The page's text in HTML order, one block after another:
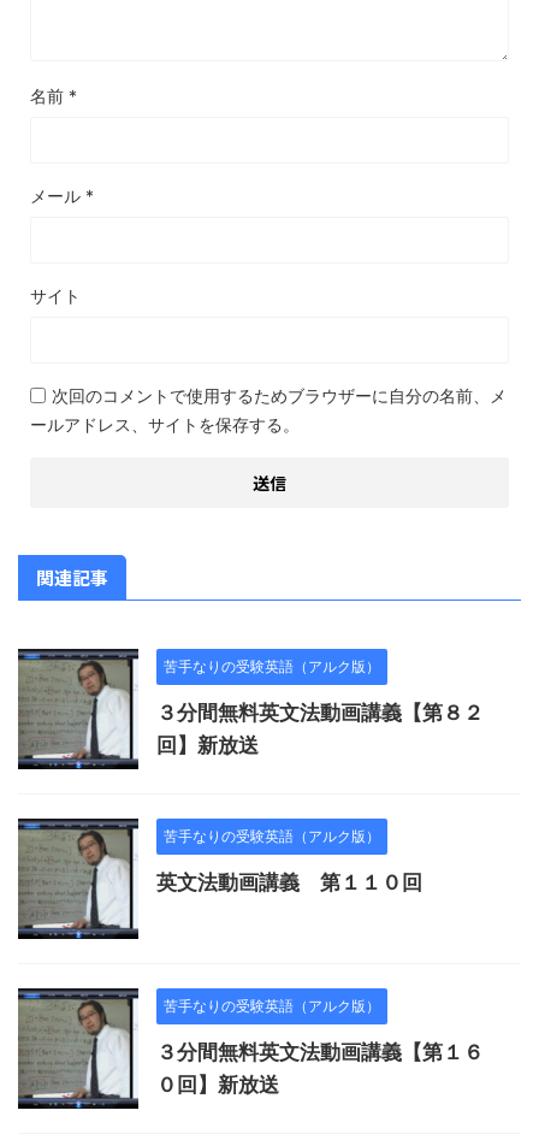
名前 *
メール *
サイト
次回のコメントで使用するためブラウザーに自分の名前、メ
ールアドレス、サイトを保存する。
関連記事
苦手なりの受験英語（アルク版）
３分間無料英文法動画講義【第８２
回】新放送
苦手なりの受験英語（アルク版）
英文法動画講義 第１１０回
苦手なりの受験英語（アルク版）
３分間無料英文法動画講義【第１６
０回】新放送